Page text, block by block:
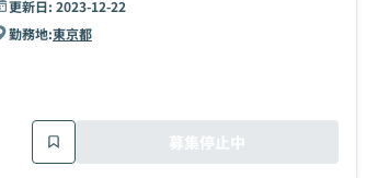
更新日: 2023-12-22
勤務地:東京都
募集停止中